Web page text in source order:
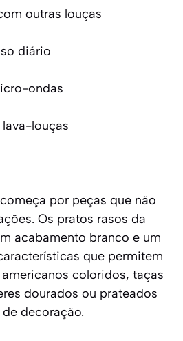
outras louças
diário
ondas
lava-louças
por peças que não
Os pratos rasos da
acabamento branco e um
que permitem
coloridos, taças
dourados ou prateados
decoração.